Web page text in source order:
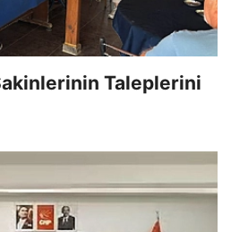
Taleplerini